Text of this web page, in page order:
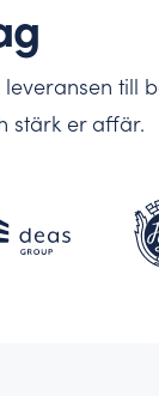
till
stärk er affär.